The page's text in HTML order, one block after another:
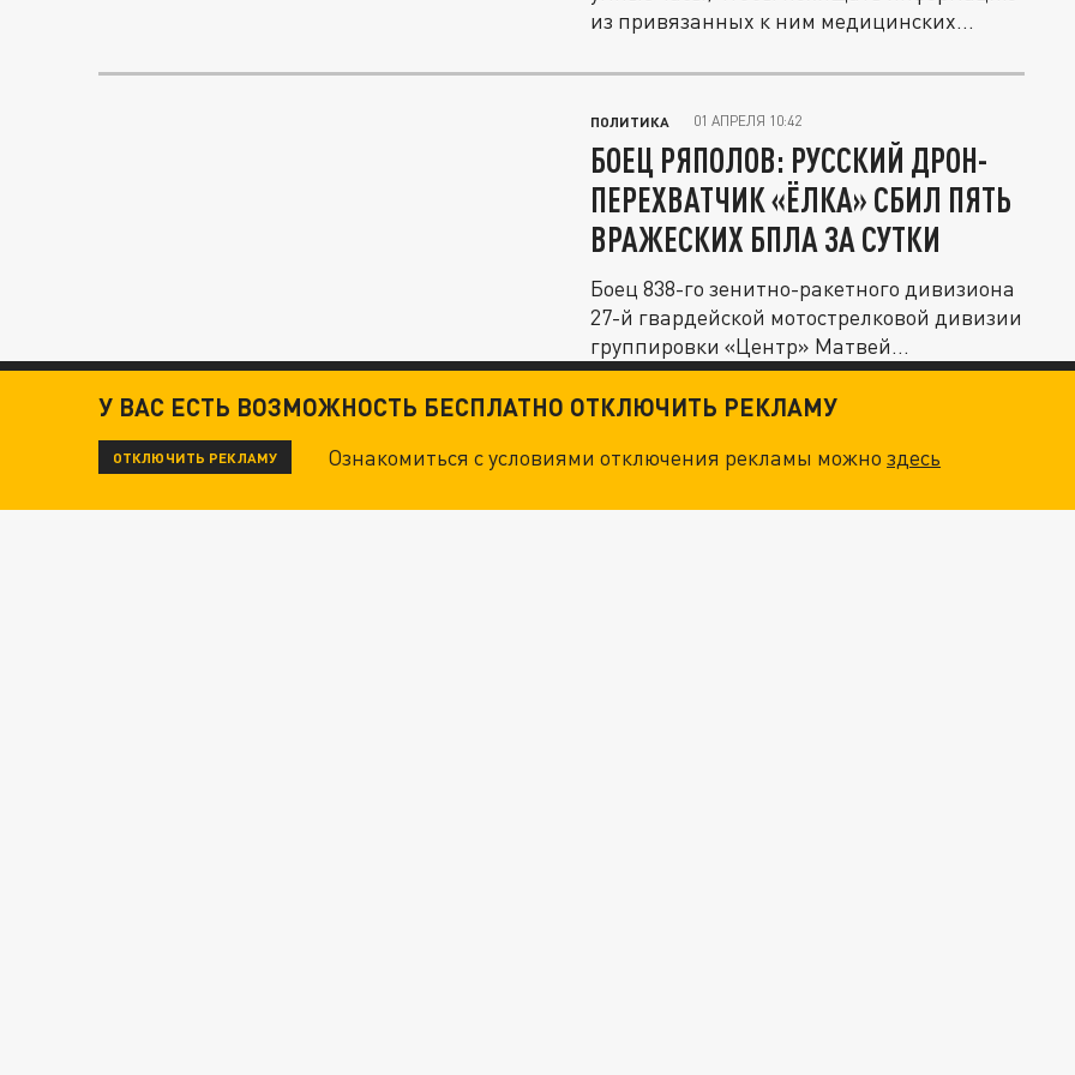
из привязанных к ним медицинских...
ПОЛИТИКА 01 АПРЕЛЯ 10:42
БОЕЦ РЯПОЛОВ: РУССКИЙ ДРОН-
ПЕРЕХВАТЧИК «ЁЛКА» СБИЛ ПЯТЬ
ВРАЖЕСКИХ БПЛА ЗА СУТКИ
Боец 838-го зенитно-ракетного дивизиона
27-й гвардейской мотострелковой дивизии
группировки «Центр» Матвей...
У ВАС ЕСТЬ ВОЗМОЖНОСТЬ БЕСПЛАТНО ОТКЛЮЧИТЬ РЕКЛАМУ
ОТКЛЮЧИТЬ РЕКЛАМУ Ознакомиться с условиями отключения рекламы можноздесь